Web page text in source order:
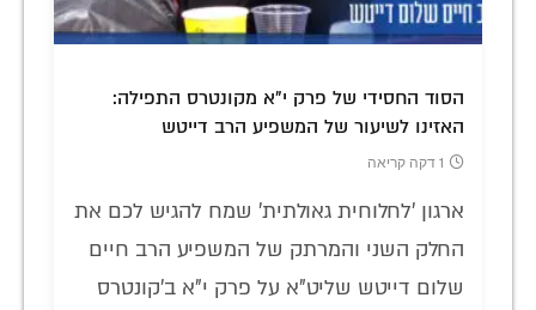
הסוד החסידי של פרק י"א מקונטרס התפילה:
האזינו לשיעור של המשפיע הרב דייטש
1 דקה קריאה
ארגון 'לחלוחית גאולתית' שמח להגיש לכם את
החלק השני והמרתק של המשפיע הרב חיים
שלום דייטש שליט"א על פרק י"א ב'קונטרס